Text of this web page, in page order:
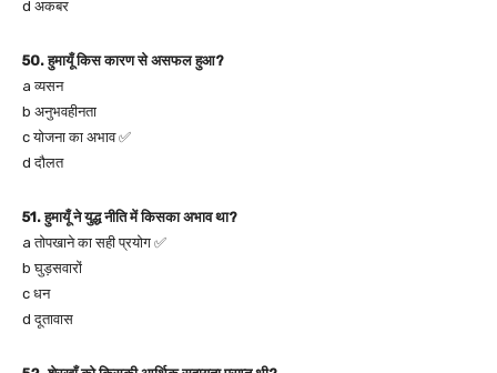
d अकबर
50. हुमायूँ किस कारण से असफल हुआ?
a व्यसन
b अनुभवहीनता
c योजना का अभाव ✅
d दौलत
51. हुमायूँ ने युद्ध नीति में किसका अभाव था?
a तोपखाने का सही प्रयोग ✅
b घुड़सवारों
c धन
d दूतावास